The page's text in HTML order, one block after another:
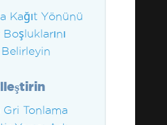
Kağıt Yönünü
Belirleyin
Gri Tonlama